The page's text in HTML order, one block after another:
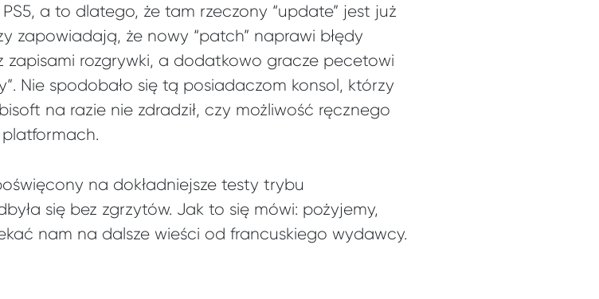
a to dlatego, że tam rzeczony “update” jest już
zapowiadają, że nowy “patch” naprawi błędy
zapisami rozgrywki, a dodatkowo gracze pecetowi
Nie spodobało się tą posiadaczom konsol, którzy
na razie nie zdradził, czy możliwość ręcznego
na dokładniejsze testy trybu
się bez zgrzytów. Jak to się mówi: pożyjemy,
nam na dalsze wieści od francuskiego wydawcy.